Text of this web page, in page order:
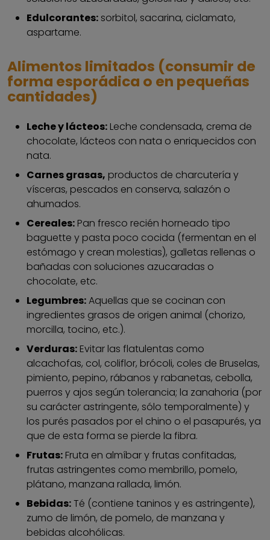
Edulcorantes: sorbitol, sacarina, ciclamato,
aspartame.
Alimentos limitados (consumir de
forma esporádica o en pequeñas
cantidades)
Leche y lácteos: Leche condensada, crema de
chocolate, lácteos con nata o enriquecidos con
nata.
Carnes grasas, productos de charcutería y
vísceras, pescados en conserva, salazón o
ahumados.
Cereales: Pan fresco recién horneado tipo
baguette y pasta poco cocida (fermentan en el
estómago y crean molestias), galletas rellenas o
bañadas con soluciones azucaradas o
chocolate, etc.
Legumbres:Aquellas que se cocinan con
ingredientes grasos de origen animal (chorizo,
morcilla, tocino, etc.).
Verduras: Evitar las flatulentas como
alcachofas, col, coliflor, brócoli, coles de Bruselas,
pimiento, pepino, rábanos y rabanetas, cebolla,
puerros y ajos según tolerancia; la zanahoria (por
su carácter astringente, sólo temporalmente) y
los purés pasados por el chino o el pasapurés, ya
que de esta forma se pierde la fibra.
Frutas: Fruta en almíbar y frutas confitadas,
frutas astringentes como membrillo, pomelo,
plátano, manzana rallada, limón.
Bebidas:Té (contiene taninos y es astringente),
zumo de limón, de pomelo, de manzana y
bebidas alcohólicas.